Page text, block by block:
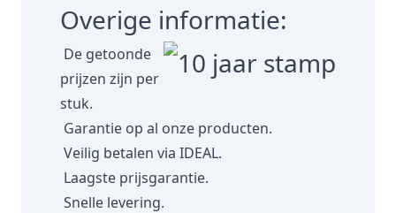
Overige informatie:
De getoonde
prijzen zijn per
stuk.
Garantie op al onze producten.
Veilig betalen via IDEAL.
Laagste prijsgarantie.
Snelle levering.